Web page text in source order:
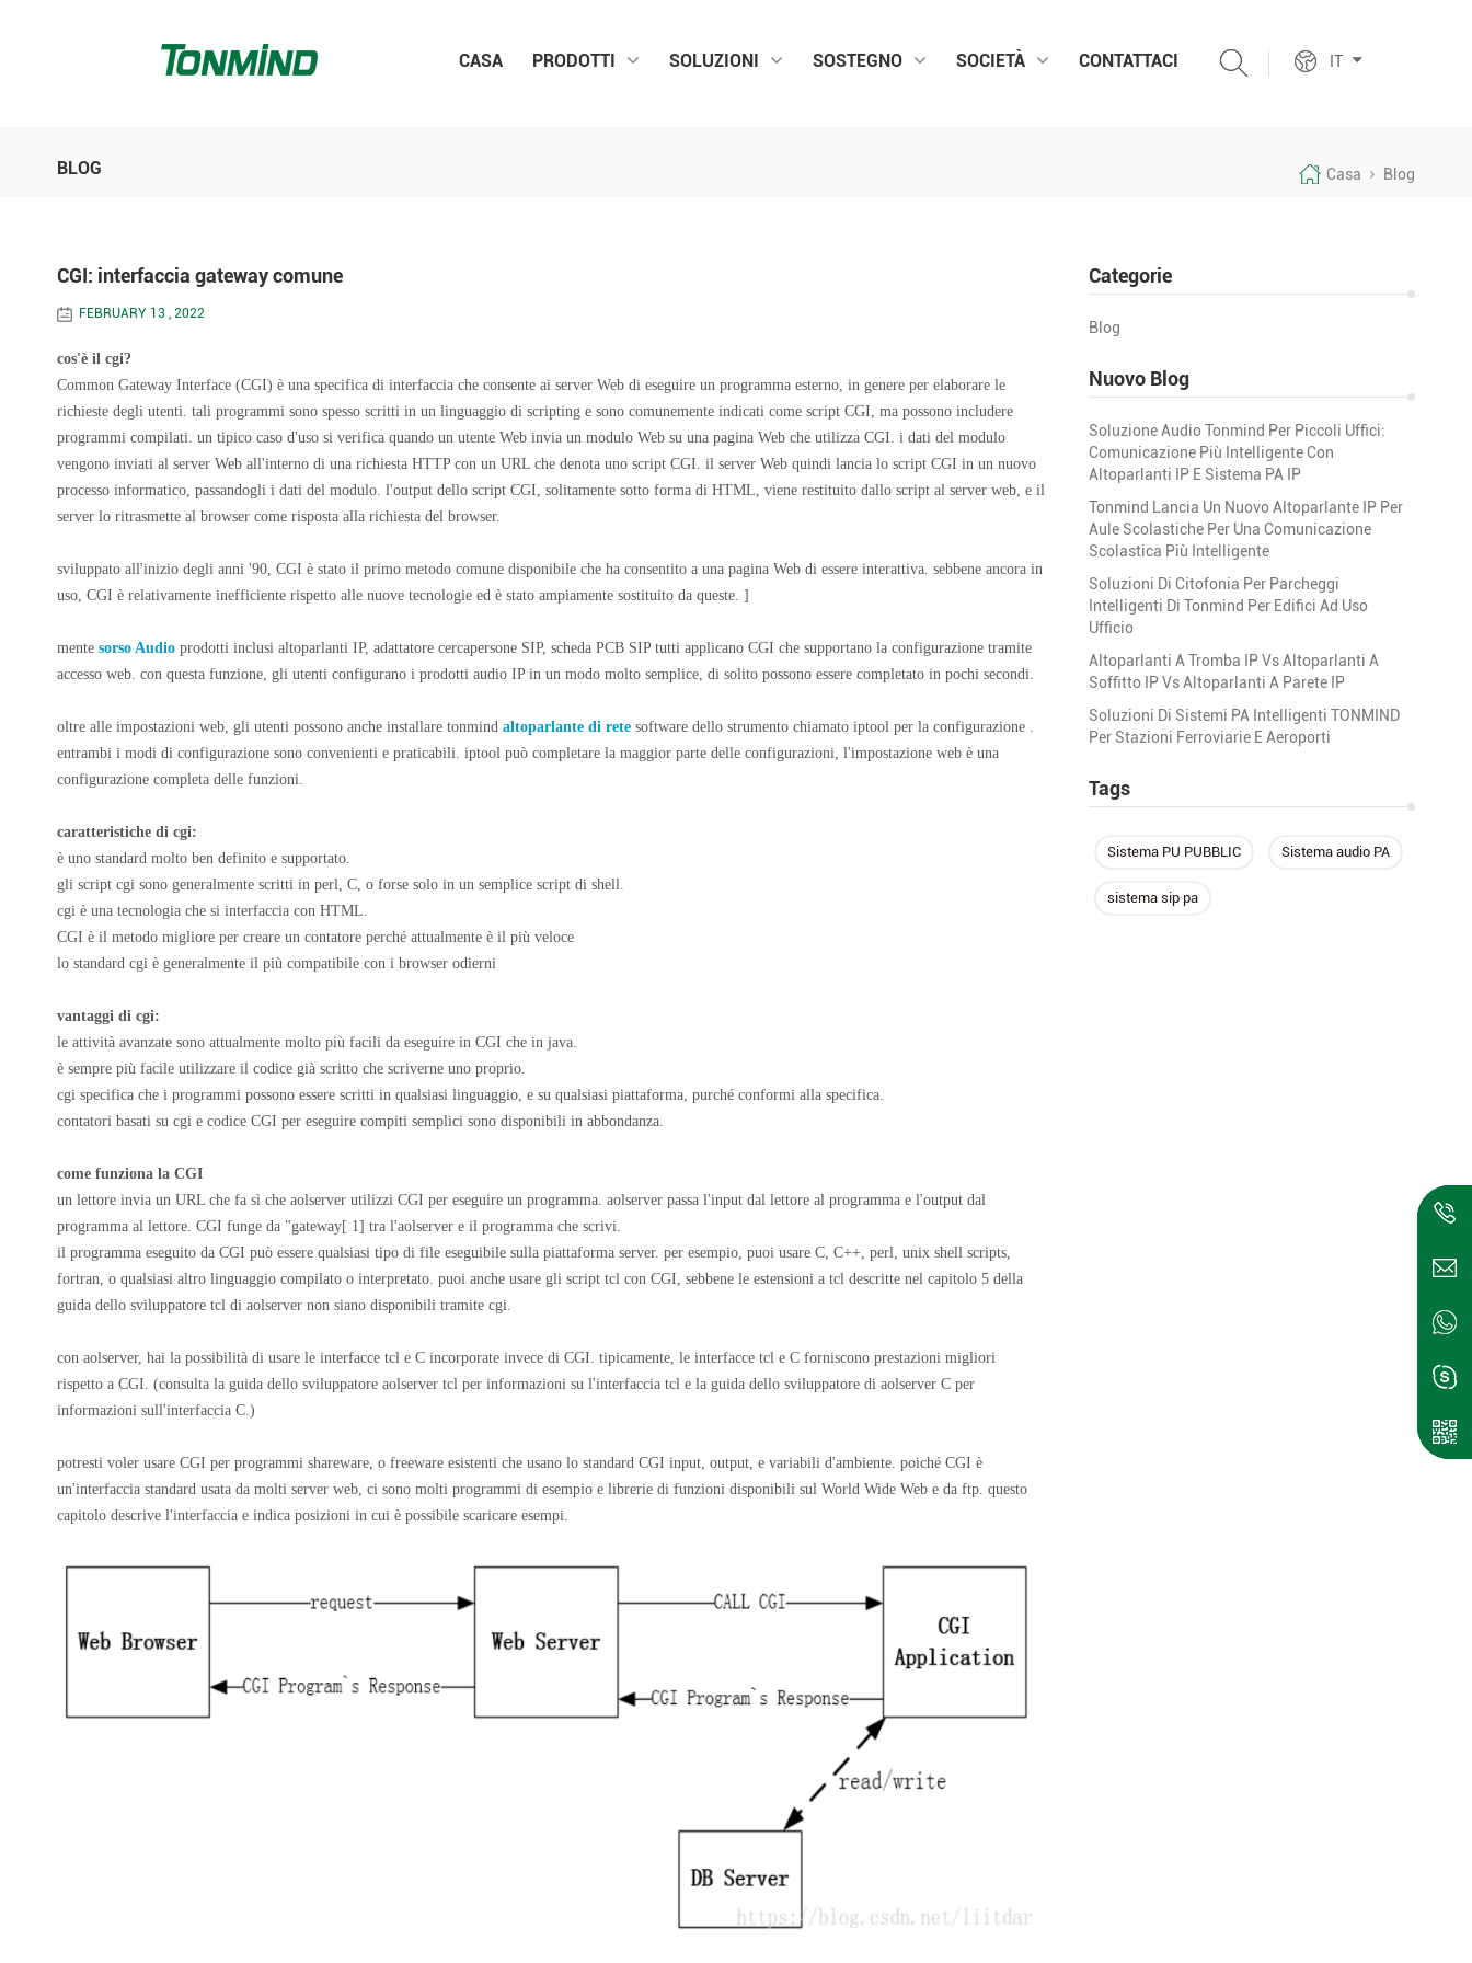
IT
CASA PRODOTTI SOLUZIONI SOSTEGNO SOCIETÀ CONTATTACI
BLOG Casa Blog
Categorie
Blog
Nuovo Blog
Soluzione Audio Tonmind Per Piccoli Uffici:
Comunicazione Più Intelligente Con
Altoparlanti IP E Sistema PA IP
Tonmind Lancia Un Nuovo Altoparlante IP Per
Aule Scolastiche Per Una Comunicazione
Scolastica Più Intelligente
Soluzioni Di Citofonia Per Parcheggi
Intelligenti Di Tonmind Per Edifici Ad Uso
Ufficio
Altoparlanti A Tromba IP Vs Altoparlanti A
Soffitto IP Vs Altoparlanti A Parete IP
Soluzioni Di Sistemi PA Intelligenti TONMIND
Per Stazioni Ferroviarie E Aeroporti
Tags
Sistema PU PUBBLIC Sistema audio PA
sistema sip pa
CGI: interfaccia gateway comune
FEBRUARY 13 , 2022
cos'è il cgi?
Common Gateway Interface (CGI) è una specifica di interfaccia che consente ai server Web di eseguire un programma esterno, in genere per elaborare le
richieste degli utenti. tali programmi sono spesso scritti in un linguaggio di scripting e sono comunemente indicati come script CGI, ma possono includere
programmi compilati. un tipico caso d'uso si verifica quando un utente Web invia un modulo Web su una pagina Web che utilizza CGI. i dati del modulo
vengono inviati al server Web all'interno di una richiesta HTTP con un URL che denota uno script CGI. il server Web quindi lancia lo script CGI in un nuovo
processo informatico, passandogli i dati del modulo. l'output dello script CGI, solitamente sotto forma di HTML, viene restituito dallo script al server web, e il
server lo ritrasmette al browser come risposta alla richiesta del browser.
sviluppato all'inizio degli anni '90, CGI è stato il primo metodo comune disponibile che ha consentito a una pagina Web di essere interattiva. sebbene ancora in
uso, CGI è relativamente inefficiente rispetto alle nuove tecnologie ed è stato ampiamente sostituito da queste. ]
mente sorso Audio prodotti inclusi altoparlanti IP, adattatore cercapersone SIP, scheda PCB SIP tutti applicano CGI che supportano la configurazione tramite
accesso web. con questa funzione, gli utenti configurano i prodotti audio IP in un modo molto semplice, di solito possono essere completato in pochi secondi.
oltre alle impostazioni web, gli utenti possono anche installare tonmind altoparlante di rete software dello strumento chiamato iptool per la configurazione .
entrambi i modi di configurazione sono convenienti e praticabili. iptool può completare la maggior parte delle configurazioni, l'impostazione web è una
configurazione completa delle funzioni.
caratteristiche di cgi:
è uno standard molto ben definito e supportato.
gli script cgi sono generalmente scritti in perl, C, o forse solo in un semplice script di shell.
cgi è una tecnologia che si interfaccia con HTML.
CGI è il metodo migliore per creare un contatore perché attualmente è il più veloce
lo standard cgi è generalmente il più compatibile con i browser odierni
vantaggi di cgi:
le attività avanzate sono attualmente molto più facili da eseguire in CGI che in java.
è sempre più facile utilizzare il codice già scritto che scriverne uno proprio.
cgi specifica che i programmi possono essere scritti in qualsiasi linguaggio, e su qualsiasi piattaforma, purché conformi alla specifica.
contatori basati su cgi e codice CGI per eseguire compiti semplici sono disponibili in abbondanza.
come funziona la CGI
un lettore invia un URL che fa sì che aolserver utilizzi CGI per eseguire un programma. aolserver passa l'input dal lettore al programma e l'output dal
programma al lettore. CGI funge da "gateway[ 1] tra l'aolserver e il programma che scrivi.
il programma eseguito da CGI può essere qualsiasi tipo di file eseguibile sulla piattaforma server. per esempio, puoi usare C, C++, perl, unix shell scripts,
fortran, o qualsiasi altro linguaggio compilato o interpretato. puoi anche usare gli script tcl con CGI, sebbene le estensioni a tcl descritte nel capitolo 5 della
guida dello sviluppatore tcl di aolserver non siano disponibili tramite cgi.
con aolserver, hai la possibilità di usare le interfacce tcl e C incorporate invece di CGI. tipicamente, le interfacce tcl e C forniscono prestazioni migliori
rispetto a CGI. (consulta la guida dello sviluppatore aolserver tcl per informazioni su l'interfaccia tcl e la guida dello sviluppatore di aolserver C per
informazioni sull'interfaccia C.)
potresti voler usare CGI per programmi shareware, o freeware esistenti che usano lo standard CGI input, output, e variabili d'ambiente. poiché CGI è
un'interfaccia standard usata da molti server web, ci sono molti programmi di esempio e librerie di funzioni disponibili sul World Wide Web e da ftp. questo
capitolo descrive l'interfaccia e indica posizioni in cui è possibile scaricare esempi.